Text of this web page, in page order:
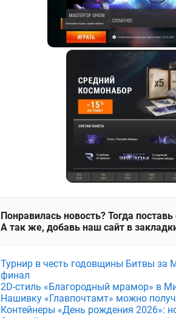
Понравилась новость? Тогда
А так же, добавь наш сайт в
Турнир в честь годовщины Битвы за
финал
2D-стиль «Благородный мрамор» в
Нашивку «Главпочтамт» можно
Контейнеры «День рождения 2026»: